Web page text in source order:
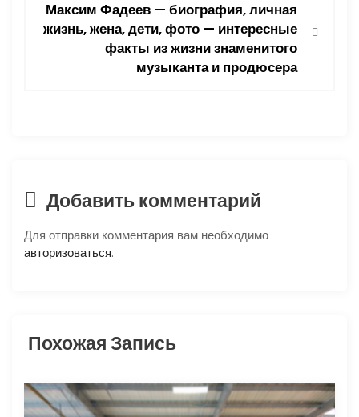
п
з
с
Максим Фадеев — биография, личная
жизнь, жена, дети, фото — интересные
факты из жизни знаменитого
музыканта и продюсера
Добавить комментарий
Для отправки комментария вам необходимо
авторизоваться.
Похожая Запись